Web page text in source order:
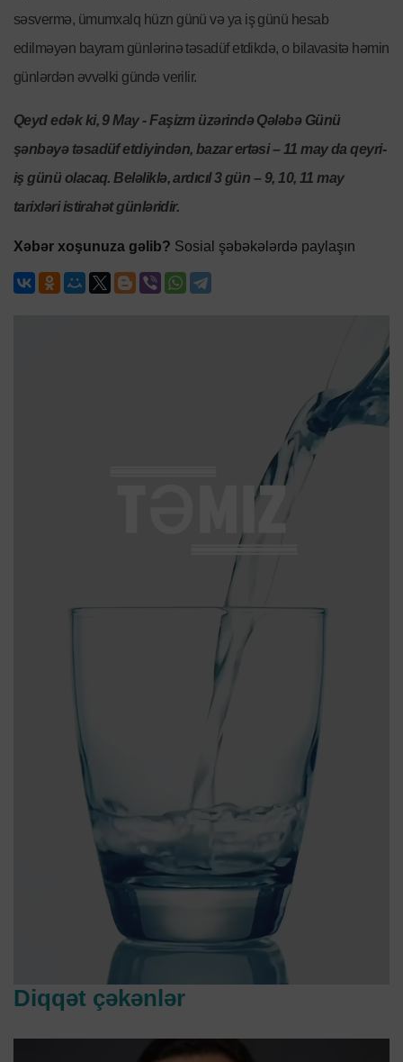
səsvermə, ümumxalq hüzn günü və ya iş günü hesab
edilməyən bayram günlərinə təsadüf etdikdə, o bilavasitə həmin
günlərdən əvvəlki gündə verilir.
Qeyd edək ki, 9 May - Faşizm üzərində Qələbə Günü
şənbəyə təsadüf etdiyindən, bazar ertəsi – 11 may da qeyri-
iş günü olacaq. Beləliklə, ardıcıl 3 gün – 9, 10, 11 may
tarixləri istirahət günləridir.
Xəbər xoşunuza gəlib? Sosial şəbəkələrdə paylaşın
Diqqət çəkənlər